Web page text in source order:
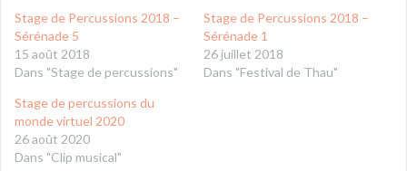
Stage de Percussions 2018 –
Sérénade 5
15 août 2018
Dans "Stage de percussions"
Stage de Percussions 2018 –
Sérénade 1
26 juillet 2018
Dans "Festival de Thau"
Stage de percussions du
monde virtuel 2020
26 août 2020
Dans "Clip musical"